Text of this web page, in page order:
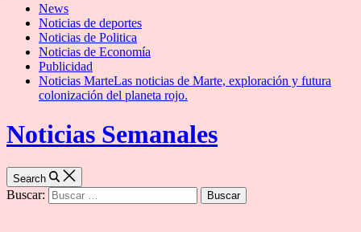
News
Noticias de deportes
Noticias de Politica
Noticias de Economía
Publicidad
Noticias MarteLas noticias de Marte, exploración y futura
colonización del planeta rojo.
Noticias Semanales
Search
Buscar: